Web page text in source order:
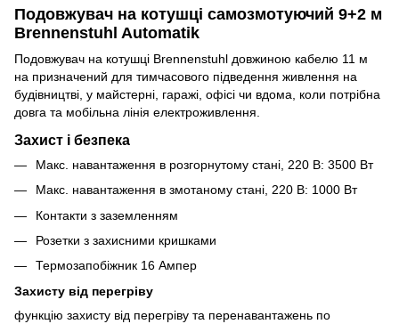
Подовжувач на котушці самозмотуючий 9+2 м
Brennenstuhl Automatik
Подовжувач на котушці Brennenstuhl довжиною кабелю 11 м
на призначений для тимчасового підведення живлення на
будівництві, у майстерні, гаражі, офісі чи вдома, коли потрібна
довга та мобільна лінія електроживлення.
Захист і безпека
Макс. навантаження в розгорнутому стані, 220 В: 3500 Вт
Макс. навантаження в змотаному стані, 220 В: 1000 Вт
Контакти з заземленням
Розетки з захисними кришками
Термозапобіжник 16 Ампер
Захисту від перегріву
функцію захисту від перегріву та перенавантажень по